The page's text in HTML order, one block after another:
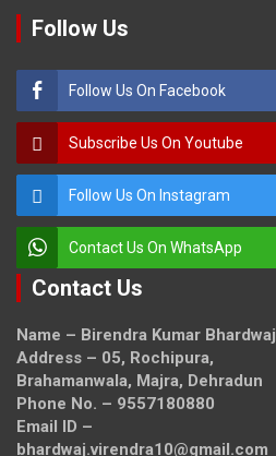
Follow Us
Follow Us On Facebook
Subscribe Us On Youtube
Follow Us On Instagram
Contact Us On WhatsApp
Contact Us
Name – Birendra Kumar Bhardwaj
Address – 05, Rochipura,
Brahamanwala, Majra, Dehradun
Phone No. – 9557180880
Email ID –
bhardwaj.virendra10@gmail.com